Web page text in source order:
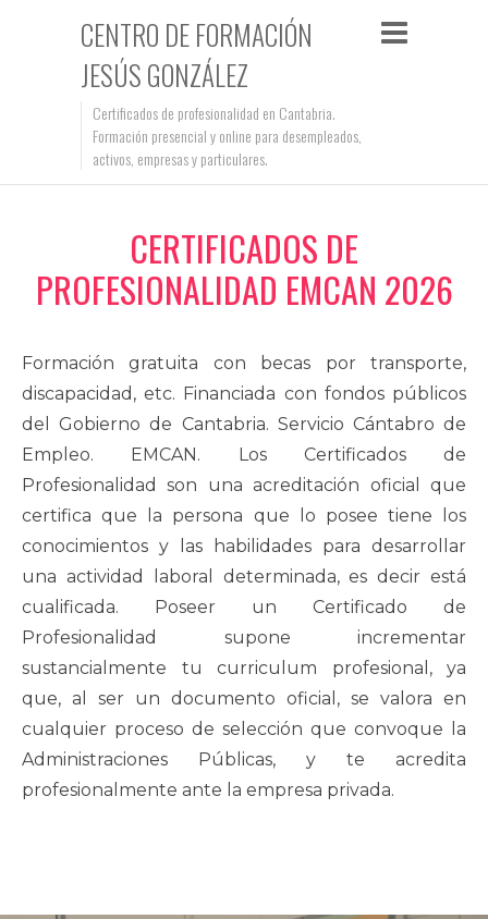
CENTRO DE FORMACIÓN
JESÚS GONZÁLEZ
Certificados de profesionalidad en Cantabria.
Formación presencial y online para desempleados,
activos, empresas y particulares.
CERTIFICADOS DE
PROFESIONALIDAD EMCAN 2026
Formación gratuita con becas por transporte,
discapacidad, etc. Financiada con fondos públicos
del Gobierno de Cantabria. Servicio Cántabro de
Empleo. EMCAN. Los Certificados de
Profesionalidad son una acreditación oficial que
certifica que la persona que lo posee tiene los
conocimientos y las habilidades para desarrollar
una actividad laboral determinada, es decir está
cualificada. Poseer un Certificado de
Profesionalidad supone incrementar
sustancialmente tu curriculum profesional, ya
que, al ser un documento oficial, se valora en
cualquier proceso de selección que convoque la
Administraciones Públicas, y te acredita
profesionalmente ante la empresa privada.